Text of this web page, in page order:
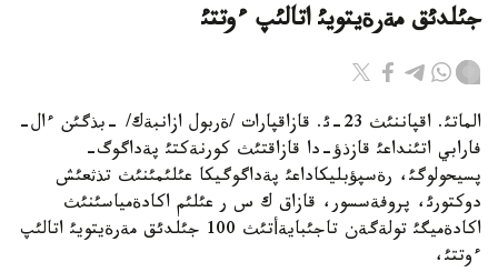
جئلدئق مةرةيتويئ اتالئپ ءوتتئ
الماتئ. اقپاننئث 23-ئ. قازاقپارات /ةربول ازانبةك/ -بذگئن ءال-
فارابي اتئنداعئ قازذؤ-دا قازاقتئث كورنةكتئ پةداگوگ-
پسيحولوگئ، رةسپؤبليكاداعئ پةداگوگيكا عئلئمئنئث تذثعئش
دوكتورئ، پروفةسسور، قازاق ك س ر عئلئم اكادةمياسئنئث
اكادةميگئ تولةگةن تاجئبايةأتئث 100 جئلدئق مةرةيتويئ اتالئپ
ءوتتئ،